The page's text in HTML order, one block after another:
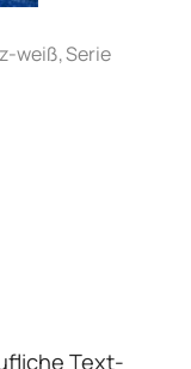
Text-